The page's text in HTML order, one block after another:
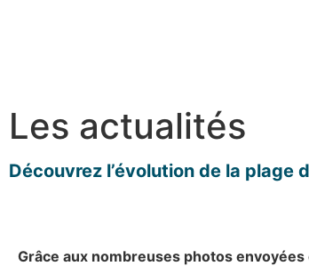
Les actualités
Découvrez l’évolution de la plage
Grâce aux nombreuses photos